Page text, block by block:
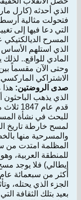
الذي أحدثه (كارل
فتحولت مثالية
التي دعا فيها إلى
المسرح
الذي استلهم
المادي للواقع..
وحتى الآن مقسماً
الاشتراكي
صدى الروضتين: هذا
الذي يذهب
قدم عام 1847 ثلاث مسرحيات هن بواكير المسرح العربي؟
للبحث في نشأة
لمسح خارطة تاريخ
والمسرحية منها
المظلمة امتدت من
للمنطقة العربية،
إيطالي) فلا يوجد
أكثر من سبعمائة
الجزء الذي يحتله،
بعيد بتلك الثقافة